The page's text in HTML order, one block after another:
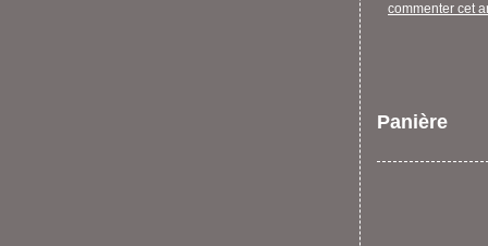
commenter cet
Panière